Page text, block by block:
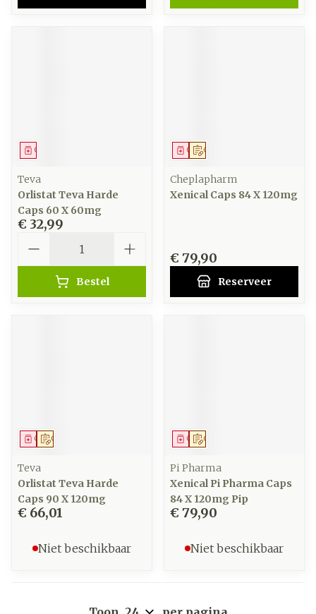
Geneesmiddel
Teva
Orlistat Teva Harde
Caps 60 X 60mg
€ 32,99
Bestel
Op voorschrift
Geneesmiddel
Cheplapharm
Xenical Caps 84 X 120mg
€ 79,90
Reserveer
Op voorschrift
Geneesmiddel
Teva
Orlistat Teva Harde
Caps 90 X 120mg
€ 66,01
Niet beschikbaar
Op voorschrift
Geneesmiddel
Pi Pharma
Xenical Pi Pharma Caps
84 X 120mg Pip
€ 79,90
Niet beschikbaar